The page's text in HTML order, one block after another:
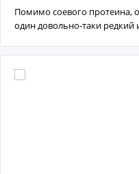
Помимо соевого протеина,
один довольно-таки